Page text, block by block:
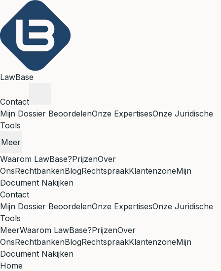
LawBase
Contact
Mijn Dossier BeoordelenOnze ExpertisesOnze Juridische
Tools
Meer
Waarom LawBase?PrijzenOver
OnsRechtbankenBlogRechtspraakKlantenzoneMijn
Document Nakijken
Contact
Mijn Dossier BeoordelenOnze ExpertisesOnze Juridische
Tools
MeerWaarom LawBase?PrijzenOver
OnsRechtbankenBlogRechtspraakKlantenzoneMijn
Document Nakijken
Home